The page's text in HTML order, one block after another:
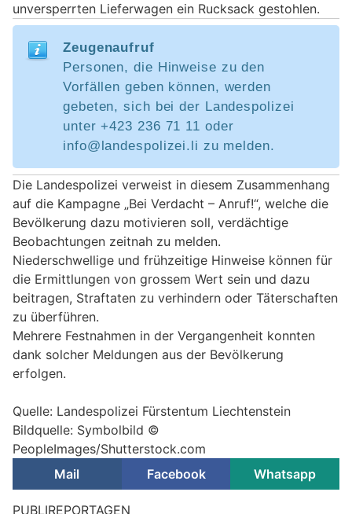
unversperrten Lieferwagen ein Rucksack gestohlen.
Zeugenaufruf
Personen, die Hinweise zu den
Vorfällen geben können, werden
gebeten, sich bei der Landespolizei
unter +423 236 71 11 oder
info@landespolizei.li zu melden.
Die Landespolizei verweist in diesem Zusammenhang
auf die Kampagne „Bei Verdacht – Anruf!“, welche die
Bevölkerung dazu motivieren soll, verdächtige
Beobachtungen zeitnah zu melden.
Niederschwellige und frühzeitige Hinweise können für
die Ermittlungen von grossem Wert sein und dazu
beitragen, Straftaten zu verhindern oder Täterschaften
zu überführen.
Mehrere Festnahmen in der Vergangenheit konnten
dank solcher Meldungen aus der Bevölkerung
erfolgen.
Quelle: Landespolizei Fürstentum Liechtenstein
Bildquelle: Symbolbild ©
PeopleImages/Shutterstock.com
Mail
Facebook Whatsapp